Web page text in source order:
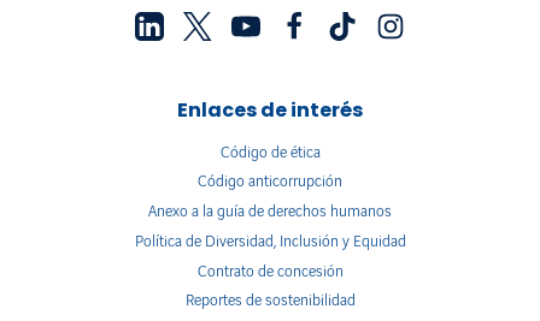
Enlaces de interés
Código de ética
Código anticorrupción
Anexo a la guía de derechos humanos
Política de Diversidad, Inclusión y Equidad
Contrato de concesión
Reportes de sostenibilidad